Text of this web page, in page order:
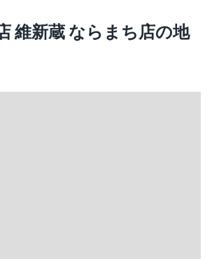
維新蔵 ならまち店の地